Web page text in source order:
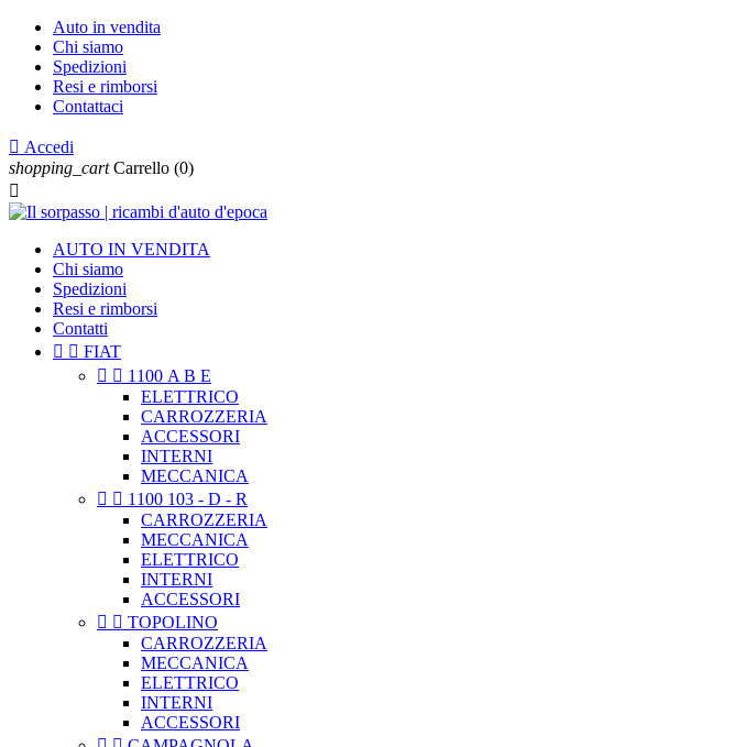
Auto in vendita
Chi siamo
Spedizioni
Resi e rimborsi
Contattaci
 Accedi
shopping_cart Carrello (0)

AUTO IN VENDITA
Chi siamo
Spedizioni
Resi e rimborsi
Contatti
  FIAT
  1100 A B E
ELETTRICO
CARROZZERIA
ACCESSORI
INTERNI
MECCANICA
  1100 103 - D - R
CARROZZERIA
MECCANICA
ELETTRICO
INTERNI
ACCESSORI
  TOPOLINO
CARROZZERIA
MECCANICA
ELETTRICO
INTERNI
ACCESSORI